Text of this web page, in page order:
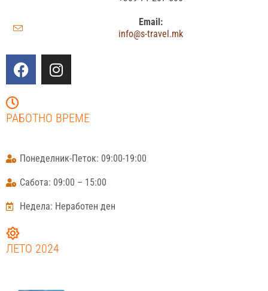
Email:
info@s-travel.mk
РАБОТНО ВРЕМЕ
Понеделник-Петок: 09:00-19:00
Сабота: 09:00 – 15:00
Недела: Неработен ден
ЛЕТО 2024